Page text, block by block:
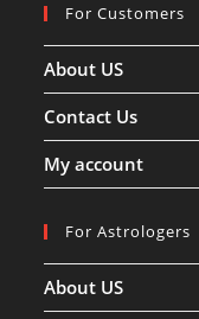
For Customers
About US
Contact Us
My account
For Astrologers
About US